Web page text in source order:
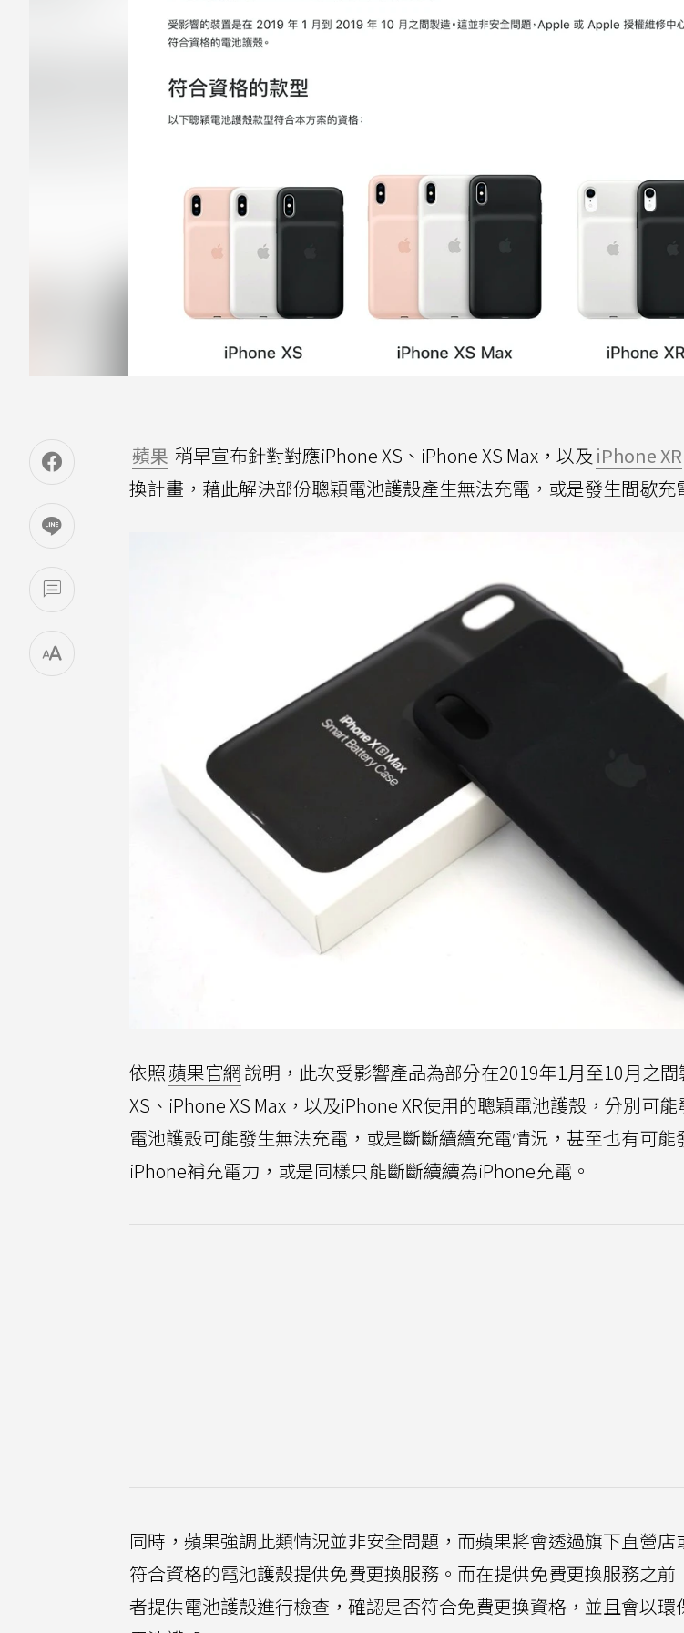
蘋果 稍早宣布針對對應iPhone XS、iPhone XS Max，以及 iPhone XR
換計畫，藉此解決部份聰穎電池護殼產生無法充電，或是發生間歇充
依照蘋果官網說明，此次受影響產品為部分在2019年1月至10月之
XS、iPhone XS Max，以及iPhone XR使用的聰穎電池護殼，分別可
電池護殼可能發生無法充電，或是斷斷續續充電情況，甚至也有可能
iPhone補充電力，或是同樣只能斷斷續續為iPhone充電。
同時，蘋果強調此類情況並非安全問題，而蘋果將會透過旗下直營
符合資格的電池護殼提供免費更換服務。而在提供免費更換服務之
者提供電池護殼進行檢查，確認是否符合免費更換資格，並且會以